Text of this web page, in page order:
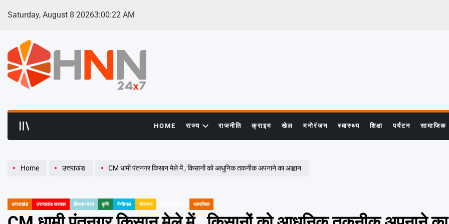
Saturday, August 8 20263:00:23 AM
HOME राज्य राजनीति क्राइम खेल मनोरंजन स्वास्थ्य शिक्षा पर्यटन सामाजिक
Home उत्तराखंड CM धामी पंतनगर किसान मेले में , किसानों को आधुनिक तकनीक अपनाने का आह्वान
POSTED
उत्तराखंड उत्तराखंड सरकार किसान मेला कृषि नैनीताल पंतनगर सामाजिक